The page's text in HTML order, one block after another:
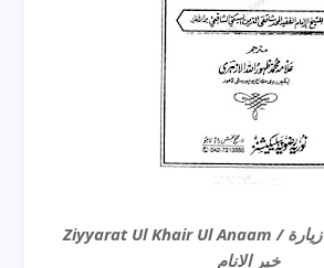
Ziyyarat Ul Khair Ul Anaam / شفاء السقام فی زیارة
خیر الانام